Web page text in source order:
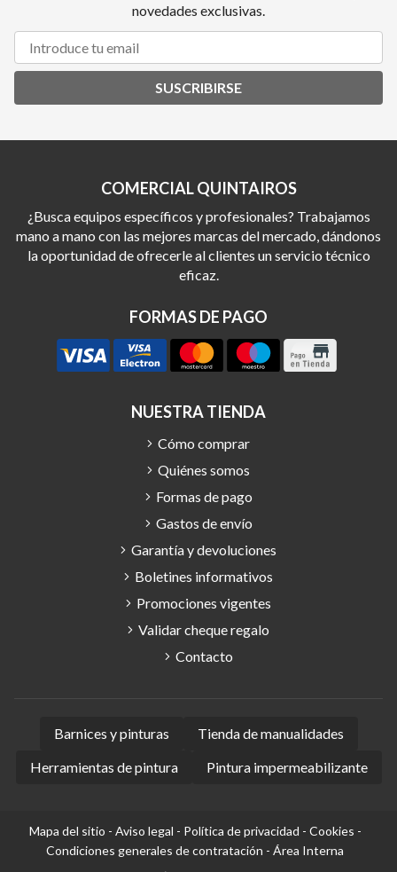
novedades exclusivas.
SUSCRIBIRSE
COMERCIAL QUINTAIROS
¿Busca equipos específicos y profesionales? Trabajamos
mano a mano con las mejores marcas del mercado, dándonos
la oportunidad de ofrecerle al clientes un servicio técnico
eficaz.
FORMAS DE PAGO
NUESTRA TIENDA
Cómo comprar
Quiénes somos
Formas de pago
Gastos de envío
Garantía y devoluciones
Boletines informativos
Promociones vigentes
Validar cheque regalo
Contacto
Barnices y pinturas
Tienda de manualidades
Herramientas de pintura
Pintura impermeabilizante
Mapa del sitio - Aviso legal - Política de privacidad - Cookies -
Condiciones generales de contratación - Área Interna